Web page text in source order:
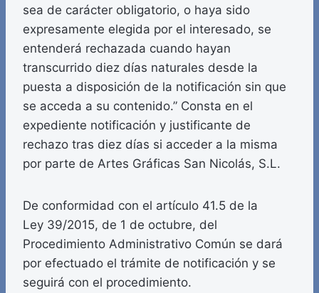
sea de carácter obligatorio, o haya sido
expresamente elegida por el interesado, se
entenderá rechazada cuando hayan
transcurrido diez días naturales desde la
puesta a disposición de la notificación sin que
se acceda a su contenido.” Consta en el
expediente notificación y justificante de
rechazo tras diez días si acceder a la misma
por parte de Artes Gráficas San Nicolás, S.L.
De conformidad con el artículo 41.5 de la
Ley 39/2015, de 1 de octubre, del
Procedimiento Administrativo Común se dará
por efectuado el trámite de notificación y se
seguirá con el procedimiento.